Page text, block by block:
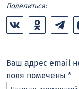
Поделиться:
Ваш адрес email
поля помечены *